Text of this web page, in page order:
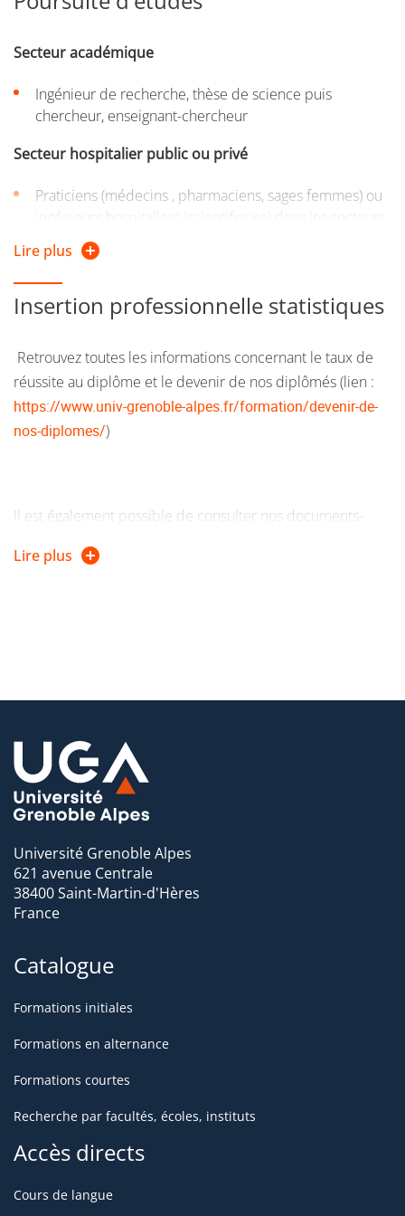
Pour plus d'informations, nous vous invitons à consulter
le site duMaster Ingénierie de la santé
Secteur académique
Ingénieur de recherche, thèse de science puis
chercheur, enseignant-chercheur
Secteur hospitalier public ou privé
Praticiens (médecins , pharmaciens, sages femmes) ou
ingénieurs hospitaliers (scientifiques) dans les secteurs
de la génétique et/ou de la procréation
Entreprise dans le domaine du diagnostic génétique et/ou
de la procréation : secteur R&D , chef de projet, chef de
produit, spécialiste application, chargé
d’affaires scientifiques, technico commercial, …
Laboratoires ou cliniques privées spécialisées.
Lire plus
Insertion professionnelle statistiques
Retrouvez toutes les informations concernant le taux de
réussite au diplôme et le devenir de nos diplômés (lien :
https://www.univ-grenoble-alpes.fr/formation/devenir-de-
nos-diplomes/)
Il est également possible de consulter nos documents-
formation (lien :
Lire plus
Université Grenoble Alpes
621 avenue Centrale
38400 Saint-Martin-d'Hères
France
Catalogue
Formations initiales
Formations en alternance
Formations courtes
Recherche par facultés, écoles, instituts
Accès directs
Cours de langue